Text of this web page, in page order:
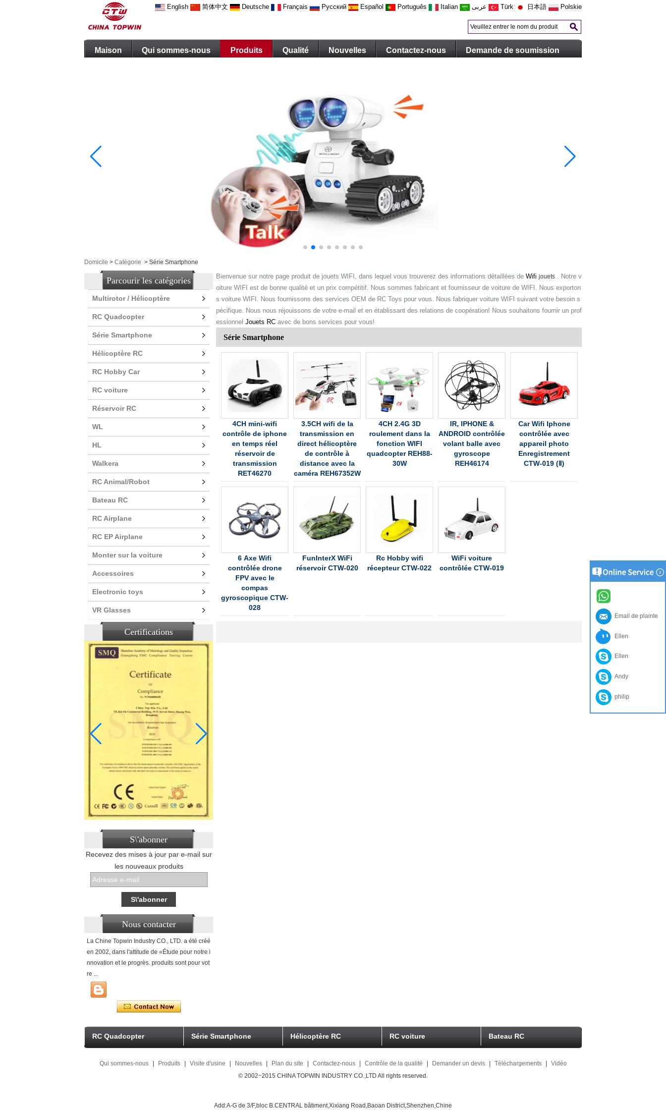
English 简体中文 Deutsche Français Русский Español Português Italian عربى Türk 日本語 Polskie
Maison Qui sommes-nous Produits Qualité Nouvelles Contactez-nous Demande de soumission
Domicile > Catégorie > Série Smartphone
Parcourir les catégories
Multirotor / Hélicoptère
RC Quadcopter
Série Smartphone
Hélicoptère RC
RC Hobby Car
RC voiture
Réservoir RC
WL
HL
Walkera
RC Animal/Robot
Bateau RC
RC Airplane
RC EP Airplane
Monter sur la voiture
Accessoires
Electronic toys
VR Glasses
Certifications
S\'abonner
Recevez des mises à jour par e-mail sur
les nouveaux produits
Nous contacter
La Chine Topwin Industry CO., LTD. a été créé
en 2002, dans l'attitude de «Étude pour notre i
nnovation et le progrès. produits sont pour vot
re ...
Bienvenue sur notre page produit de jouets WIFI, dans lequel vous trouverez des informations détaillées de Wifi jouets . Notre v
oiture WIFI est de bonne qualité et un prix compétitif. Nous sommes fabricant et fournisseur de voiture de WIFI. Nous exporton
s voiture WIFI. Nous fournissons des services OEM de RC Toys pour vous. Nous fabriquer voiture WIFI suivant votre besoin s
pécifique. Nous nous réjouissons de votre e-mail et en établissant des relations de coopération! Nous souhaitons fournir un prof
essionnel Jouets RC avec de bons services pour vous!
Série Smartphone
4CH mini-wifi
contrôle de iphone
en temps réel
réservoir de
transmission
RET46270
3.5CH wifi de la
transmission en
direct hélicoptère
de contrôle à
distance avec la
caméra REH67352W
4CH 2.4G 3D
roulement dans la
fonction WIFI
quadcopter REH88-
30W
IR, IPHONE &
ANDROID contrôlée
volant balle avec
gyroscope
REH46174
Car Wifi Iphone
contrôlée avec
appareil photo
Enregistrement
CTW-019 (Ⅱ)
6 Axe Wifi
contrôlée drone
FPV avec le
compas
gyroscopique CTW-
028
FunInterX WiFi
réservoir CTW-020
Rc Hobby wifi
récepteur CTW-022
WiFi voiture
contrôlée CTW-019
RC Quadcopter Série Smartphone Hélicoptère RC RC voiture Bateau RC
Qui sommes-nous Produits Visite d'usine Nouvelles Plan du site Contactez-nous Contrôle de la qualité Demander un devis Téléchargements
Vidéo
© 2002~2015 CHINA TOPWIN INDUSTRY CO.,LTD All rights reserved.
Add:A-G de 3/F,bloc B.CENTRAL bâtiment,Xixiang Road,Baoan District,Shenzhen,Chine
Email de plainte
Ellen
Ellen
Andy
philip